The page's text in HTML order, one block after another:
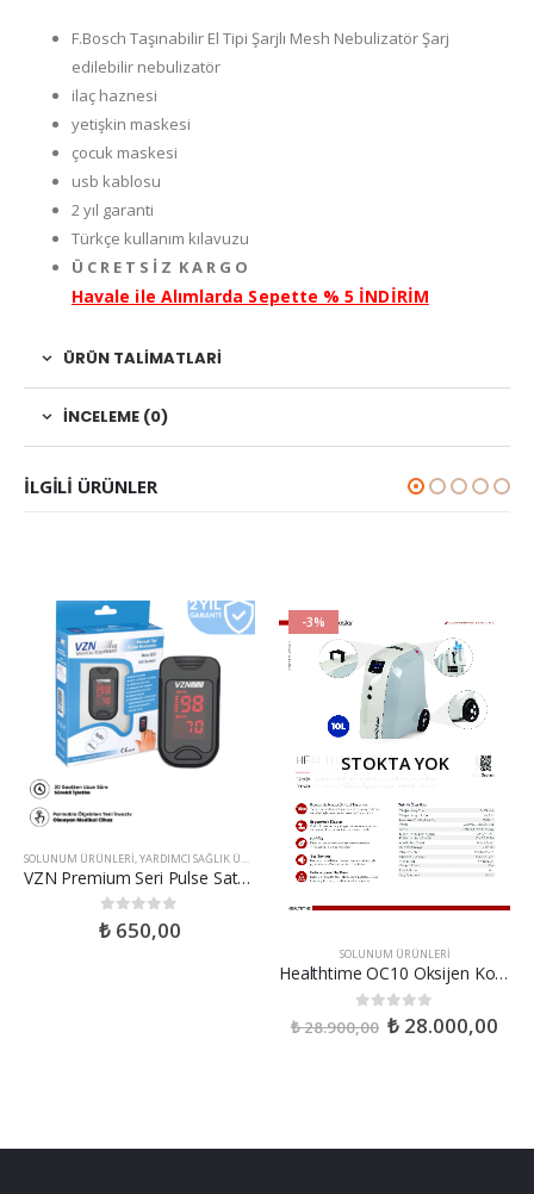
F.Bosch Taşınabilir El Tipi Şarjlı Mesh Nebulizatör Şarj
edilebilir nebulizatör
ilaç haznesi
yetişkin maskesi
çocuk maskesi
usb kablosu
2 yıl garanti
Türkçe kullanım kılavuzu
Ü C R E T S İ Z K A R G O
Havale ile Alımlarda Sepette % 5 İNDİRİM
ÜRÜN TALIMATLARI
İNCELEME (0)
ILGILI ÜRÜNLER
SOLUNUM ÜRÜNLERI,YARDIMCI SAĞLIK ÜRÜNLERI
VZN Premium Seri Pulse Saturasyon Kandaki Oksijen Oranı ve Nabız Ölçer
0 out of 5
₺650,00
-3%
STOKTA YOK
SOLUNUM ÜRÜNLERI
Healthtime OC10 Oksijen Konsantratörü
out of 5
₺28.900,00 ₺28.000,00